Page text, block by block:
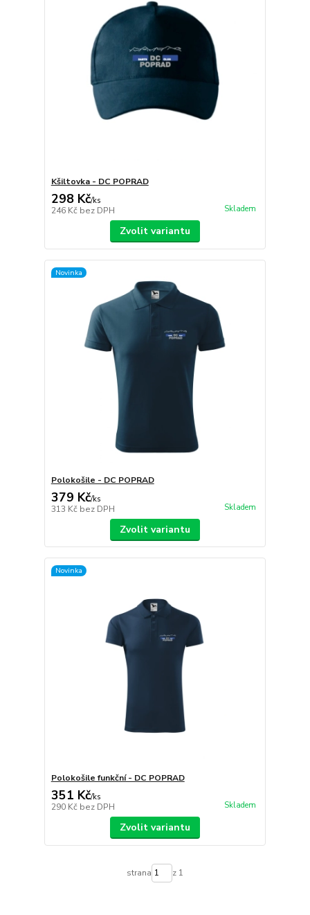
Kšiltovka - DC POPRAD
298 Kč/ks
246 Kč bez DPH Skladem
Zvolit variantu
Novinka
Polokošile - DC POPRAD
379 Kč/ks
313 Kč bez DPH Skladem
Zvolit variantu
Novinka
Polokošile funkční - DC POPRAD
351 Kč/ks
290 Kč bez DPH Skladem
Zvolit variantu
strana z 1